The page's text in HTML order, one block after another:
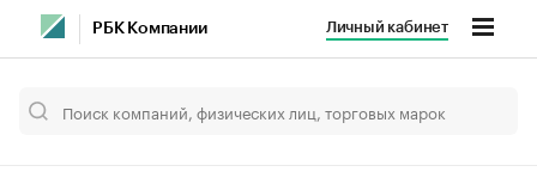
РБК Компании Личный кабинет